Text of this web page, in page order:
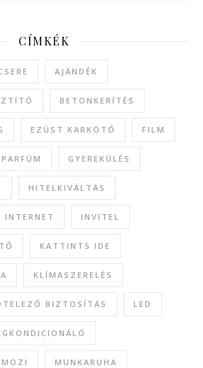
CÍMKÉK
AJÁNDÉK
BETONKERÍTÉS
EZÜST KARKÖTŐ FILM
GYEREKÜLÉS
HITELKIVÁLTÁS
INTERNET INVITEL
KATTINTS IDE
KLÍMASZERELÉS
BIZTOSÍTÁS LED
MOZI MUNKARUHA